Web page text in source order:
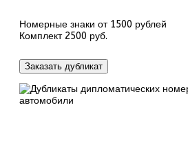
Номерные знаки от 1500 рублей
Комплект 2500 руб.
Заказать дубликат